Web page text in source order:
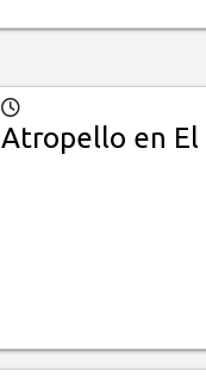
Atropello en El